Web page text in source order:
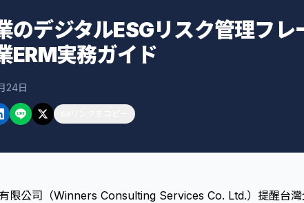
のデジタルESGリスク管理フレ
ERM実務ガイド
24日
限公司（Winners Consulting Services Co. Ltd.）提醒台